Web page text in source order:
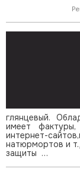
глянцевый.
имеет
интернет-
натюрмортов и
защиты …